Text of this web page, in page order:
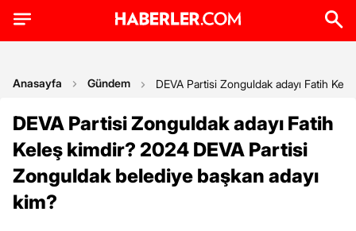
Anasayfa Gündem DEVA Partisi Zonguldak adayı Fatih
DEVA Partisi Zonguldak adayı Fatih
Keleş kimdir? 2024 DEVA Partisi
Zonguldak belediye başkan adayı
kim?